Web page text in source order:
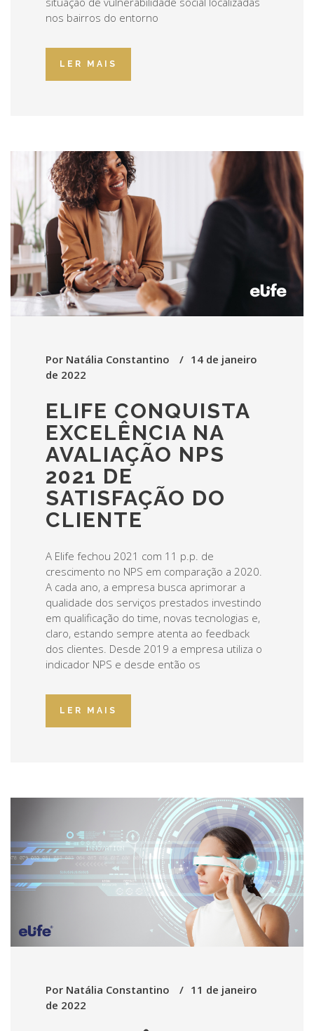
nos bairros do entorno
LER MAIS
Por Natália Constantino
14 de janeiro
de 2022
ELIFE CONQUISTA
EXCELÊNCIA NA
AVALIAÇÃO NPS
2021 DE
SATISFAÇÃO DO
CLIENTE
A Elife fechou 2021 com 11 p.p. de
crescimento no NPS em comparação a 2020.
A cada ano, a empresa busca aprimorar a
qualidade dos serviços prestados investindo
em qualificação do time, novas tecnologias e,
claro, estando sempre atenta ao feedback
dos clientes. Desde 2019 a empresa utiliza o
indicador NPS e desde então os
LER MAIS
Por Natália Constantino
11 de janeiro
de 2022